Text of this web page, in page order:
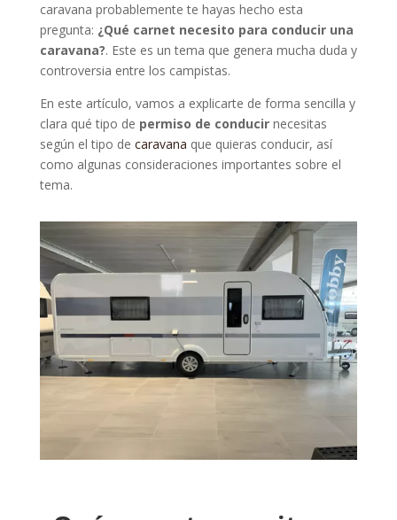
caravana probablemente te hayas hecho esta
pregunta: ¿Qué carnet necesito para conducir una
caravana?. Este es un tema que genera mucha duda y
controversia entre los campistas.
En este artículo, vamos a explicarte de forma sencilla y
clara qué tipo de permiso de conducirnecesitas
según el tipo de caravana que quieras conducir, así
como algunas consideraciones importantes sobre el
tema.